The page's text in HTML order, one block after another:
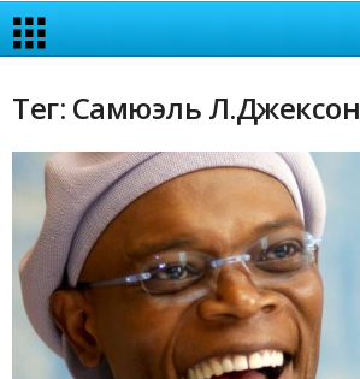
Тег: Самюэль Л.Джексон